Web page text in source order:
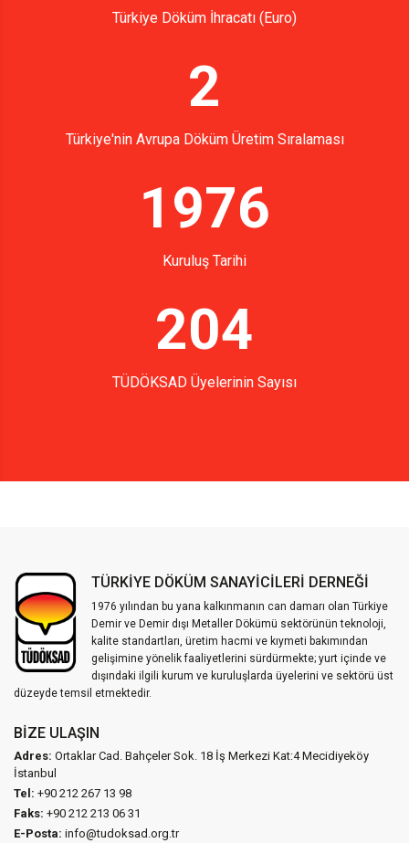
Türkiye Döküm İhracatı (Euro)
2
Türkiye'nin Avrupa Döküm Üretim Sıralaması
1976
Kuruluş Tarihi
204
TÜDÖKSAD Üyelerinin Sayısı
TÜRKİYE DÖKÜM SANAYİCİLERİ DERNEĞİ
1976 yılından bu yana kalkınmanın can damarı olan Türkiye
Demir ve Demir dışı Metaller Dökümü sektörünün teknoloji,
kalite standartları, üretim hacmi ve kıymeti bakımından
gelişimine yönelik faaliyetlerini sürdürmekte; yurt içinde ve
dışındaki ilgili kurum ve kuruluşlarda üyelerini ve sektörü üst
düzeyde temsil etmektedir.
BIZE ULAŞIN
Adres: Ortaklar Cad. Bahçeler Sok. 18 İş Merkezi Kat:4 Mecidiyeköy
İstanbul
Tel: +90 212 267 13 98
Faks: +90 212 213 06 31
E-Posta: info@tudoksad.org.tr